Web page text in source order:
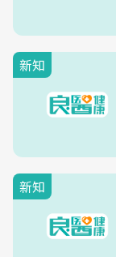
新知
新知